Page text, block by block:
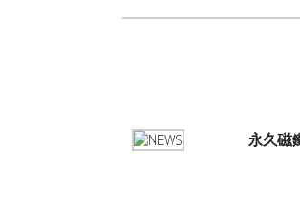
永久磁